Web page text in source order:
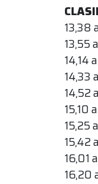
13,38
13,55
14,14
14,33
14,52
15,10
15,25
15,42
16,01
16,20